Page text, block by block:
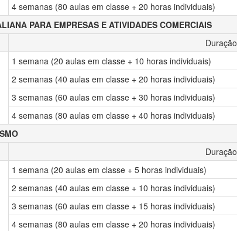
4 semanas (80 aulas em classe + 20 horas individuais)
PARA EMPRESAS E ATIVIDADES COMERCIAIS
Duração
1 semana (20 aulas em classe + 10 horas individuais)
2 semanas (40 aulas em classe + 20 horas individuais)
3 semanas (60 aulas em classe + 30 horas individuais)
4 semanas (80 aulas em classe + 40 horas individuais)
Duração
1 semana (20 aulas em classe + 5 horas individuais)
2 semanas (40 aulas em classe + 10 horas individuais)
3 semanas (60 aulas em classe + 15 horas individuais)
4 semanas (80 aulas em classe + 20 horas individuais)